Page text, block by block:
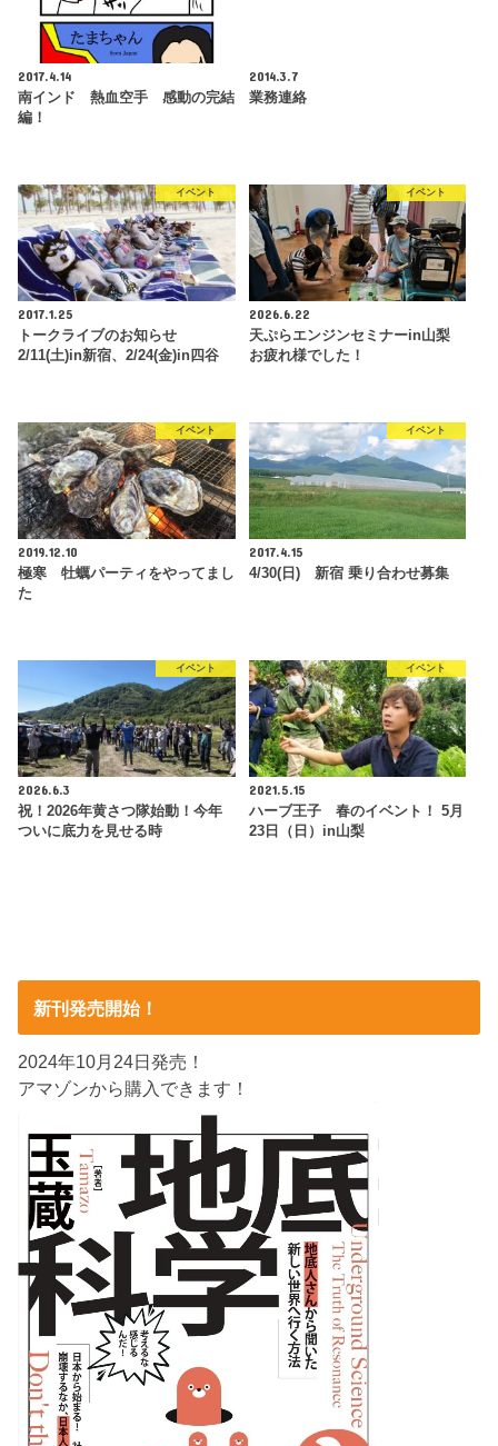
2017.4.14
南インド 熱血空手 感動の完結
編！
2014.3.7
業務連絡
イベント
2017.1.25
トークライブのお知らせ
2/11(土)in新宿、2/24(金)in四谷
イベント
2026.6.22
天ぷらエンジンセミナーin山梨
お疲れ様でした！
イベント
2019.12.10
極寒 牡蠣パーティをやってまし
た
イベント
2017.4.15
4/30(日) 新宿 乗り合わせ募集
イベント
2026.6.3
祝！2026年黄さつ隊始動！今年
ついに底力を見せる時
イベント
2021.5.15
ハーブ王子 春のイベント！ 5月
23日（日）in山梨
新刊発売開始！
2024年10月24日発売！
アマゾンから購入できます！